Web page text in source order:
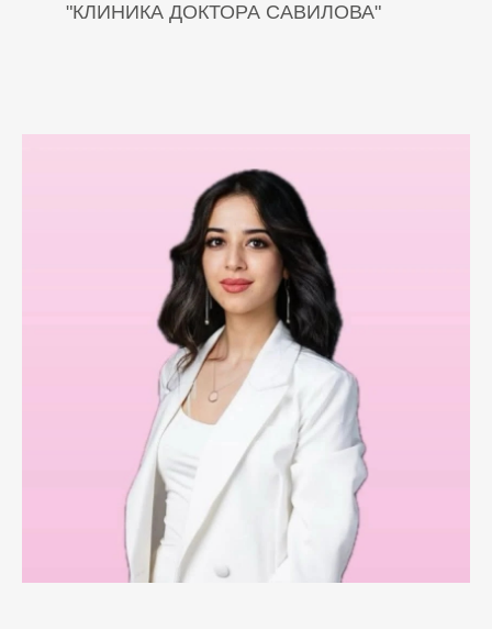
"КЛИНИКА ДОКТОРА САВИЛОВА"